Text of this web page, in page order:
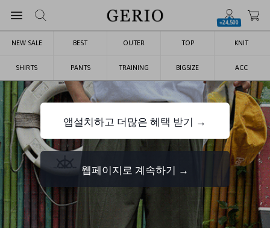
+24,500
NEW SALE BEST OUTER TOP KNIT
SHIRTS PANTS TRAINING BIGSIZE ACC
앱설치하고 더많은 혜택 받기 →
웹페이지로 계속하기 →